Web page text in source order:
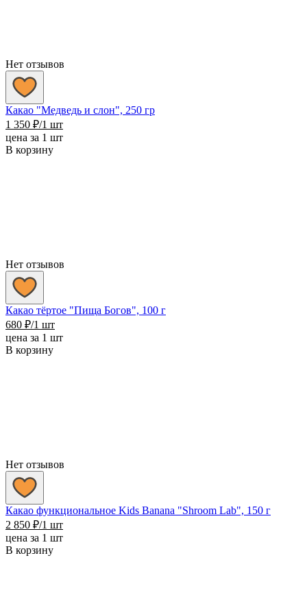
Нет отзывов
Какао "Медведь и слон", 250 гр
1 350 ₽/1 шт
цена за 1 шт
В корзину
Нет отзывов
Какао тёртое "Пища Богов", 100 г
680 ₽/1 шт
цена за 1 шт
В корзину
Нет отзывов
Какао функциональное Kids Banana "Shroom Lab", 150 г
2 850 ₽/1 шт
цена за 1 шт
В корзину